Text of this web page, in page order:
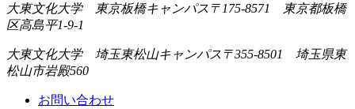
大東文化大学 東京板橋キャンパス 〒175-8571 東京都板橋
区高島平1-9-1
大東文化大学 埼玉東松山キャンパス 〒355-8501 埼玉県東
松山市岩殿560
お問い合わせ